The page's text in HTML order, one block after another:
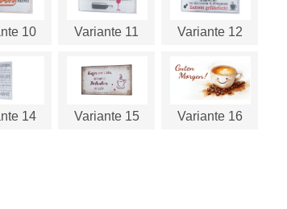
10 Variante 11 Variante 12
14 Variante 15 Variante 16